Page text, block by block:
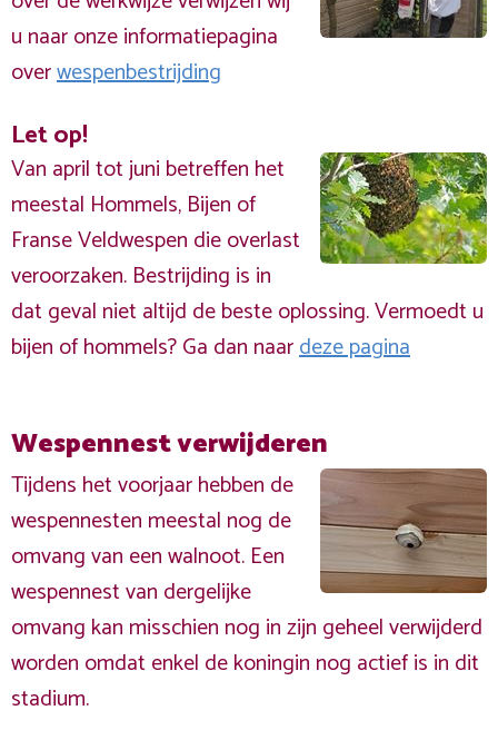
u naar onze informatiepagina
overwespenbestrijding
Let op!
Van april tot juni betreffen het
meestal Hommels, Bijen of
Franse Veldwespen die overlast
veroorzaken. Bestrijding is in
dat geval niet altijd de beste oplossing. Vermoedt u
bijen of hommels? Ga dan naardeze pagina
Wespennest verwijderen
Tijdens het voorjaar hebben de
wespennesten meestal nog de
omvang van een walnoot. Een
wespennest van dergelijke
omvang kan misschien nog in zijn geheel verwijderd
worden omdat enkel de koningin nog actief is in dit
stadium.